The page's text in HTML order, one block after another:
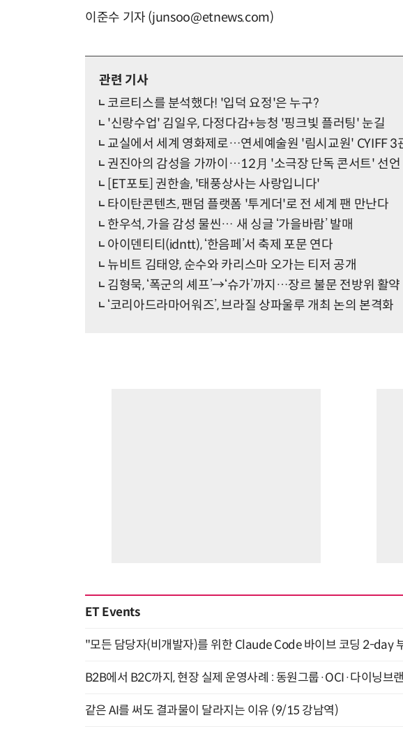
이준수 기자 (junsoo@etnews.com)
관련 기사
코르티스를 분석했다! '입덕 요정'은 누구?
'신랑수업' 김일우, 다정다감+능청 '핑크빛 플러팅' 눈길
교실에서 세계 영화제로…연세예술원 '림시교원' CYIFF 3
권진아의 감성을 가까이…12月 '소극장 단독 콘서트' 선언
[ET포토] 권한솔, '태풍상사는 사랑입니다'
타이탄콘텐츠, 팬덤 플랫폼 '투게더'로 전 세계 팬 만난다
한우석, 가을 감성 물씬… 새 싱글 ‘가을바람’ 발매
아이덴티티(idntt), ‘한음페’서 축제 포문 연다
뉴비트 김태양, 순수와 카리스마 오가는 티저 공개
김형묵, ‘폭군의 셰프’→‘슈가’까지…장르 불문 전방위 활약
‘코리아드라마어워즈’, 브라질 상파울루 개최 논의 본격화
ET Events
"모든 담당자(비개발자)를 위한 Claude Code 바이브 코딩 2-day
B2B에서 B2C까지, 현장 실제 운영사례 : 동원그룹·OCI·다이닝브
같은 AI를 써도 결과물이 달라지는 이유 (9/15 강남역)